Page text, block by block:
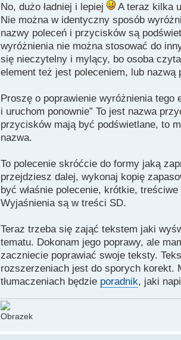
No, dużo ładniej i lepiej
A teraz kilka
Nie można w identyczny sposób
nazwy poleceń i przycisków są
wyróżnienia nie można stosować do
się nieczytelny i mylący, bo osoba
element też jest poleceniem, lub nazwą
Proszę o poprawienie wyróżnienia tego
i uruchom ponownie” To jest nazwa
przycisków mają być podświetlane, to
nazwa.
To polecenie skróćcie do formy jaką
przejdziesz dalej, wykonaj kopię
być właśnie polecenie, krótkie,
Wyjaśnienia są w treści SD.
Teraz trzeba się zająć tekstem jaki
tematu. Dokonam jego poprawy, ale
zaczniecie poprawiać swoje teksty.
rozszerzeniach jest do sporych korekt.
tłumaczeniach będzie poradnik, jaki